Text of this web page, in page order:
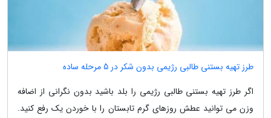
طرز تهیه بستنی طالبی رژیمی بدون شکر در 5 مرحله ساده
اگر طرز تهیه بستنی طالبی رژیمی را بلد باشید بدون نگرانی از اضافه
وزن می توانید عطش روزهای گرم تابستان را با خوردن یک رفع کنید.